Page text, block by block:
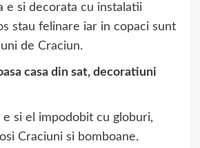
e si decorata cu instalatii
stau felinare iar in copaci sunt
de Craciun.
casa din sat, decoratiuni
si el impodobit cu globuri,
Craciuni si bomboane.